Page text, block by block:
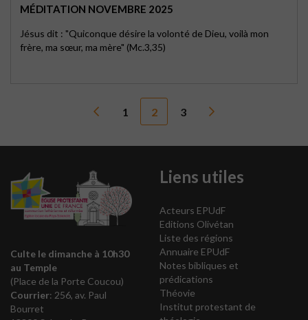
MÉDITATION NOVEMBRE 2025
Jésus dit : "Quiconque désire la volonté de Dieu, voilà mon
frère, ma sœur, ma mère" (Mc.3,35)
1 2 3
Culte le dimanche à 10h30
au Temple
(Place de la Porte Coucou)
Courrier: 256, av. Paul
Bourret
Liens utiles
Acteurs EPUdF
Editions Olivétan
Liste des régions
Annuaire EPUdF
Notes bibliques et
prédications
Théovie
Institut protestant de